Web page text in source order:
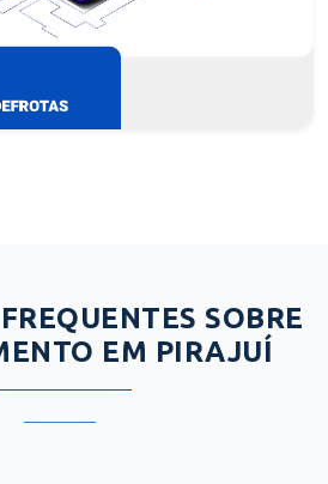
SOBRE
EM PIRAJUÍ